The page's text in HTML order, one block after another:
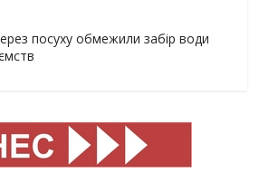
посуху обмежили забір води